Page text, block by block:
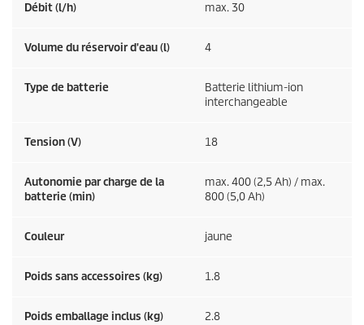
Débit (l/h) max. 30
Volume du réservoir d'eau (l) 4
Type de batterie
Batterie lithium-ion
interchangeable
Tension (V) 18
Autonomie par charge de la
batterie (min)
max. 400 (2,5 Ah) / max.
800 (5,0 Ah)
Couleur jaune
Poids sans accessoires (kg) 1.8
Poids emballage inclus (kg) 2.8